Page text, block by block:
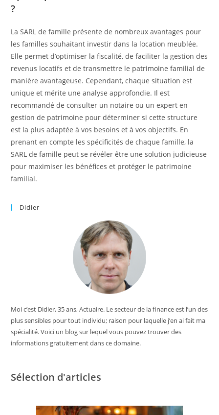
?
La SARL de famille présente de nombreux avantages pour
les familles souhaitant investir dans la location meublée.
Elle permet d’optimiser la fiscalité, de faciliter la gestion des
revenus locatifs et de transmettre le patrimoine familial de
manière avantageuse. Cependant, chaque situation est
unique et mérite une analyse approfondie. Il est
recommandé de consulter un notaire ou un expert en
gestion de patrimoine pour déterminer si cette structure
est la plus adaptée à vos besoins et à vos objectifs. En
prenant en compte les spécificités de chaque famille, la
SARL de famille peut se révéler être une solution judicieuse
pour maximiser les bénéfices et protéger le patrimoine
familial.
Didier
Moi c’est Didier, 35 ans, Actuaire. Le secteur de la finance est l’un des
plus sensibles pour tout individu; raison pour laquelle j’en ai fait ma
spécialité. Voici un blog sur lequel vous pouvez trouver des
informations gratuitement dans ce domaine.
Sélection d'articles